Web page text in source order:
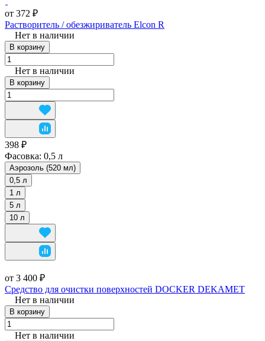
от 372 ₽
Растворитель / обезжириватель Elcon R
Нет в наличии
В корзину
Нет в наличии
В корзину
398 ₽
Фасовка: 0,5 л
Аэрозоль (520 мл)
0,5 л
1 л
5 л
10 л
от 3 400 ₽
Средство для очистки поверхностей DOCKER DEKAMET
Нет в наличии
В корзину
Нет в наличии